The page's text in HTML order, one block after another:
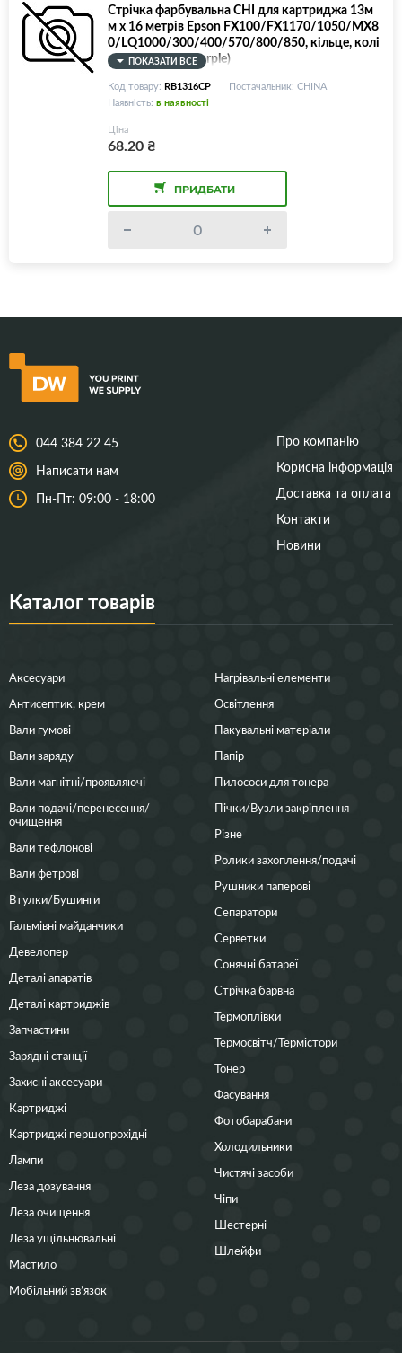
Стрічка фарбувальна CHI для картриджа 13м
м х 16 метрів Epson FX100/FX1170/1050/MX8
0/LQ1000/300/400/570/800/850, кільце, колі
р фіолетовий (Purple)
ПОКАЗАТИ ВСЕ
Код товару: RB1316CP
Постачальник: CHINA
Наявність: в наявності
Ціна
68.20₴
ПРИДБАТИ
044 384 22 45
Написати нам
Пн-Пт: 09:00 - 18:00
Про компанію
Корисна інформація
Доставка та оплата
Контакти
Новини
Каталог товарів
Аксесуари
Антисептик, крем
Вали гумові
Вали заряду
Вали магнітні/проявляючі
Вали подачі/перенесення/
очищення
Вали тефлонові
Вали фетрові
Втулки/Бушинги
Гальмівні майданчики
Девелопер
Деталі апаратів
Деталі картриджів
Запчастини
Зарядні станції
Захисні аксесуари
Картриджі
Картриджі першопрохідні
Лампи
Леза дозування
Леза очищення
Леза ущільнювальні
Мастило
Мобільний зв’язок
Нагрівальні елементи
Освітлення
Пакувальні матеріали
Папір
Пилососи для тонера
Пічки/Вузли закріплення
Різне
Ролики захоплення/подачі
Рушники паперові
Сепаратори
Серветки
Сонячні батареї
Стрічка барвна
Термоплівки
Термосвітч/Термістори
Тонер
Фасування
Фотобарабани
Холодильники
Чистячі засоби
Чіпи
Шестерні
Шлейфи